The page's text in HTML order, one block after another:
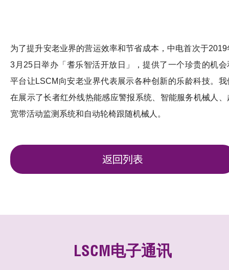
为了提升安老业界的营运效率和节省成本，中电首次于2019
3月25日举办「耆乐智活开放日」，提供了一个珍贵的机会
平台让LSCM向安老业界代表展示各种创新的乐龄科技。我
在展示了长者红外线热能感应警报系统、智能服务机械人、
宽带活动监测系统和自动轮椅跟随机械人。
返回列表
LSCM电子通讯